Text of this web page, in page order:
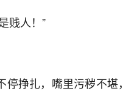
贱人！”
停挣扎，嘴里污秽不